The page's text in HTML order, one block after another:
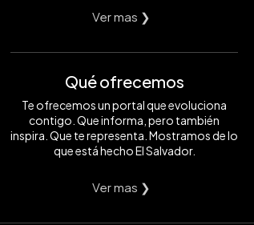
Ver mas ❯
Qué ofrecemos
Te ofrecemos un portal que evoluciona
contigo. Que informa, pero también
inspira. Que te representa. Mostramos de lo
que está hecho El Salvador.
Ver mas ❯